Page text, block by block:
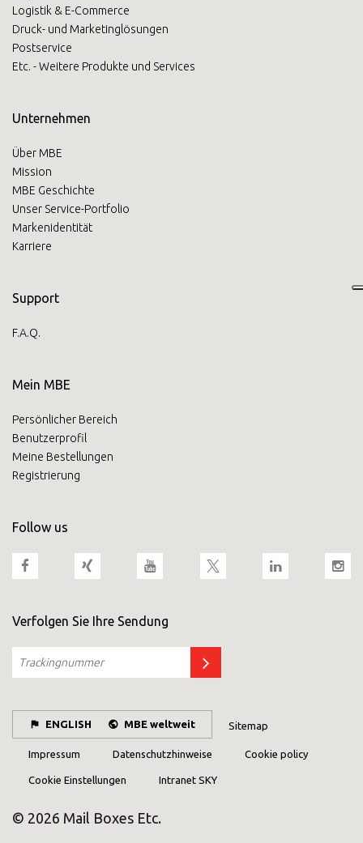
Logistik & E-Commerce
Druck- und Marketinglösungen
Postservice
Etc. - Weitere Produkte und Services
Unternehmen
Über MBE
Mission
MBE Geschichte
Unser Service-Portfolio
Markenidentität
Karriere
Support
F.A.Q.
Mein MBE
Persönlicher Bereich
Benutzerprofil
Meine Bestellungen
Registrierung
Follow us
Verfolgen Sie Ihre Sendung
ENGLISH MBE weltweit Sitemap
Impressum Datenschutzhinweise Cookie policy
Cookie Einstellungen Intranet SKY
© 2026 Mail Boxes Etc.